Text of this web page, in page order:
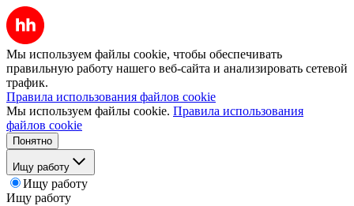
Мы используем файлы cookie, чтобы обеспечивать
правильную работу нашего веб-сайта и анализировать сетевой
трафик.
Правила использования файлов cookie
Мы используем файлы cookie. Правила использования
файлов cookie
Понятно
Ищу работу
Ищу работу
Ищу работу